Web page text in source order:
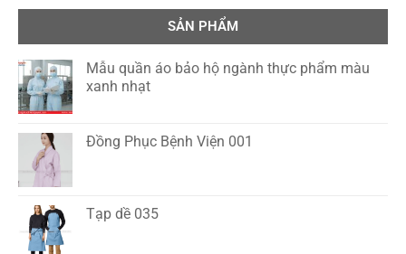
SẢN PHẨM
Mẫu quần áo bảo hộ ngành thực phẩm màu
xanh nhạt
Đồng Phục Bệnh Viện 001
Tạp dề 035